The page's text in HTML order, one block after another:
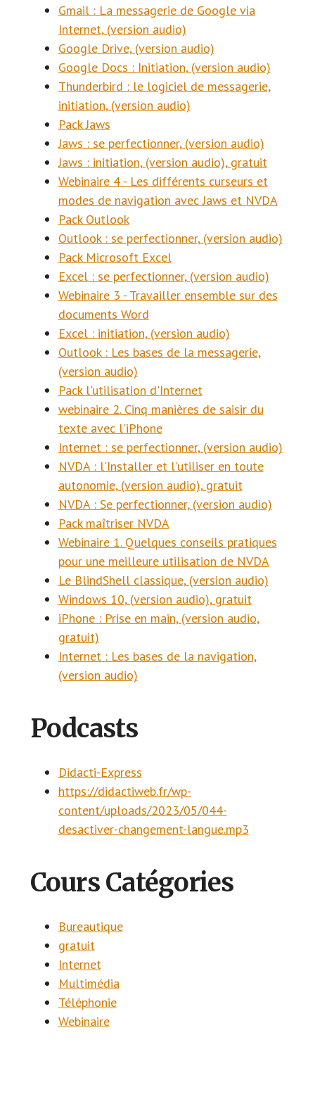
Gmail : La messagerie de Google via
Internet, (version audio)
Google Drive, (version audio)
Google Docs : Initiation, (version audio)
Thunderbird : le logiciel de messagerie,
initiation, (version audio)
Pack Jaws
Jaws : se perfectionner, (version audio)
Jaws : initiation, (version audio), gratuit
Webinaire 4 - Les différents curseurs et
modes de navigation avec Jaws et NVDA
Pack Outlook
Outlook : se perfectionner, (version audio)
Pack Microsoft Excel
Excel : se perfectionner, (version audio)
Webinaire 3 - Travailler ensemble sur des
documents Word
Excel : initiation, (version audio)
Outlook : Les bases de la messagerie,
(version audio)
Pack l'utilisation d'Internet
webinaire 2. Cinq manières de saisir du
texte avec l'iPhone
Internet : se perfectionner, (version audio)
NVDA : l'Installer et l'utiliser en toute
autonomie, (version audio), gratuit
NVDA : Se perfectionner, (version audio)
Pack maîtriser NVDA
Webinaire 1. Quelques conseils pratiques
pour une meilleure utilisation de NVDA
Le BlindShell classique, (version audio)
Windows 10, (version audio), gratuit
iPhone : Prise en main, (version audio,
gratuit)
Internet : Les bases de la navigation,
(version audio)
Podcasts
Didacti-Express
https://didactiweb.fr/wp-
content/uploads/2023/05/044-
desactiver-changement-langue.mp3
Cours Catégories
Bureautique
gratuit
Internet
Multimédia
Téléphonie
Webinaire